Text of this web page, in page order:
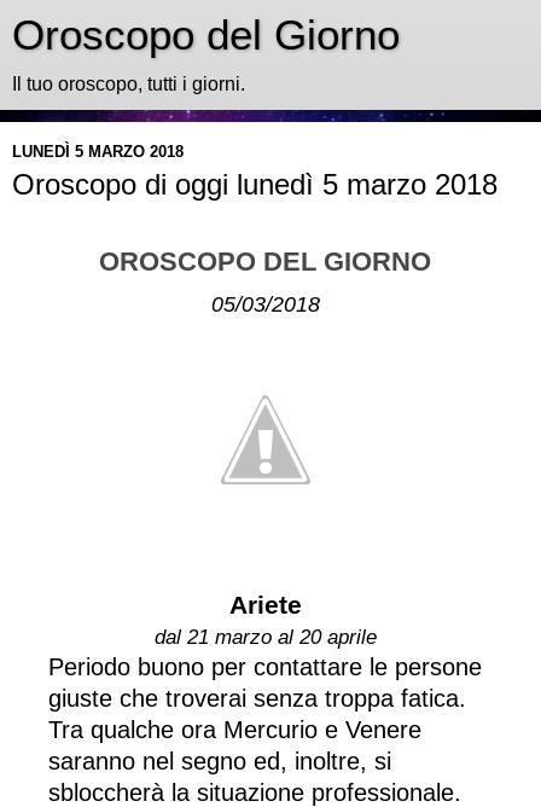
Oroscopo del Giorno
Il tuo oroscopo, tutti i giorni.
LUNEDÌ 5 MARZO 2018
Oroscopo di oggi lunedì 5 marzo 2018
OROSCOPO DEL GIORNO
05/03/2018
Ariete
dal 21 marzo al 20 aprile
Periodo buono per contattare le persone
giuste che troverai senza troppa fatica.
Tra qualche ora Mercurio e Venere
saranno nel segno ed, inoltre, si
sbloccherà la situazione professionale.